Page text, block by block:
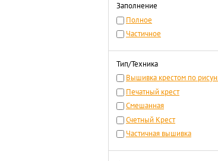
Заполнение
Полное
Частичное
Тип/Техника
Вышивка крестом по
Печатный крест
Смешанная
Счетный Крест
Частичная вышивка